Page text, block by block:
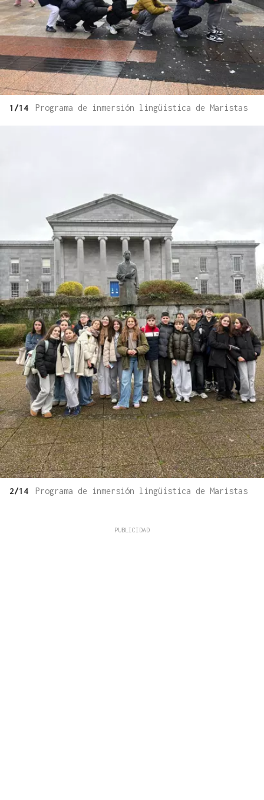
1/14 Programa de inmersión lingüística de Maristas
2/14 Programa de inmersión lingüística de Maristas